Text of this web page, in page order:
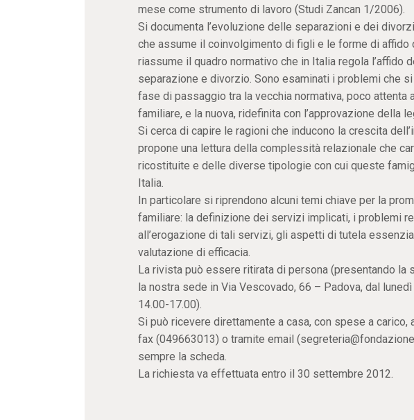
mese come strumento di lavoro (Studi Zancan 1/2006).
Si documenta l’evoluzione delle separazioni e dei
che assume il coinvolgimento di figli e le forme di affido
riassume il quadro normativo che in Italia regola l’affido
separazione e divorzio. Sono esaminati i problemi che
fase di passaggio tra la vecchia normativa, poco attenta
familiare, e la nuova, ridefinita con l’approvazione della
Si cerca di capire le ragioni che inducono la crescita
propone una lettura della complessità relazionale che
ricostituite e delle diverse tipologie con cui queste
Italia.
In particolare si riprendono alcuni temi chiave per la
familiare: la definizione dei servizi implicati, i problemi
all’erogazione di tali servizi, gli aspetti di tutela
valutazione di efficacia.
La rivista può essere ritirata di persona (presentando la
la nostra sede in Via Vescovado, 66 – Padova, dal
14.00-17.00).
Si può ricevere direttamente a casa, con spese a
fax (049663013) o tramite email
sempre la scheda.
La richiesta va effettuata entro il 30 settembre 2012.